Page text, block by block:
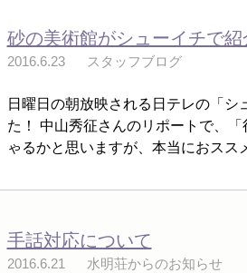
砂の美術館がシューイチで紹
2016.6.23 スタッフブログ
日曜日の朝放映される日テレの「
た！ 中山秀征さんのリポートで、
ゃるかと思いますが、本当におス
手話対応について
2016.6.21 水明荘からのお知らせ